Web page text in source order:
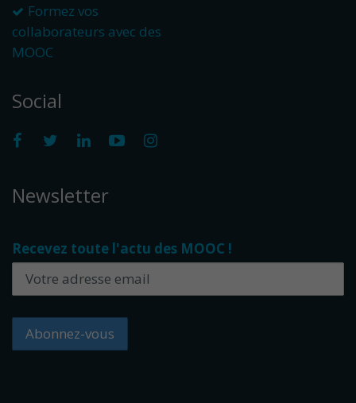
Formez vos
collaborateurs avec des
MOOC
Social
Newsletter
Recevez toute l'actu des MOOC !